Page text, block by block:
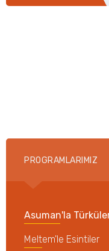
PROGRAMLARIMIZ
Asuman'la
Meltem'le Esintiler